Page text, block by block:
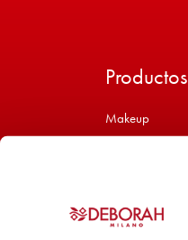
Productos
Makeup
Formula Pura